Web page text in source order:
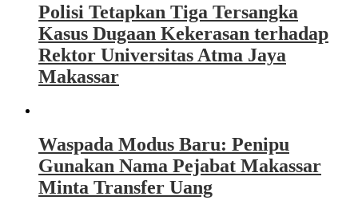
Polisi Tetapkan Tiga Tersangka
Kasus Dugaan Kekerasan terhadap
Rektor Universitas Atma Jaya
Makassar
Waspada Modus Baru: Penipu
Gunakan Nama Pejabat Makassar
Minta Transfer Uang